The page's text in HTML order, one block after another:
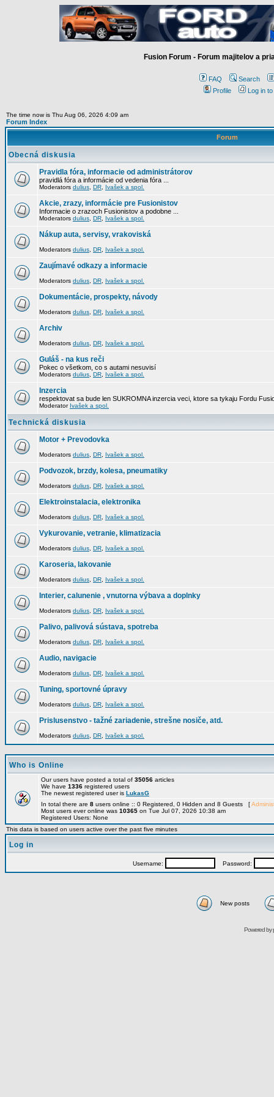
Fusion Forum - Forum majitelov a
FAQ
Search
Profile
Log in
The time now is Thu Aug 06, 2026 4:09 am
Forum Index
Forum
Obecná diskusia
Pravidla fóra, informacie od administrátorov
pravidlá fóra a informácie od vedenia fóra ...
Moderators dulius DR Ivašek a spol.
Akcie, zrazy, informácie pre Fusionistov
Informacie o zrazoch Fusionistov a podobne ...
Moderators dulius DR Ivašek a spol.
Nákup auta, servisy, vrakoviská
Moderators dulius DR Ivašek a spol.
Zaujímavé odkazy a informacie
Moderators dulius DR Ivašek a spol.
Dokumentácie, prospekty, návody
Moderators dulius DR Ivašek a spol.
Archiv
Moderators dulius DR Ivašek a spol.
Guláš - na kus reči
Pokec o všetkom, co s autami nesuvisí
Moderators dulius DR Ivašek a spol.
Inzercia
respektovat sa bude len SUKROMNA inzercia veci, ktore sa tykaju Fordu
Moderator Ivašek a spol.
Technická diskusia
Motor + Prevodovka
Moderators dulius DR Ivašek a spol.
Podvozok, brzdy, kolesa, pneumatiky
Moderators dulius DR Ivašek a spol.
Elektroinstalacia, elektronika
Moderators dulius DR Ivašek a spol.
Vykurovanie, vetranie, klimatizacia
Moderators dulius DR Ivašek a spol.
Karoseria, lakovanie
Moderators dulius DR Ivašek a spol.
Interier, calunenie , vnutorna výbava a doplnky
Moderators dulius DR Ivašek a spol.
Palivo, palivová sústava, spotreba
Moderators dulius DR Ivašek a spol.
Audio, navigacie
Moderators dulius DR Ivašek a spol.
Tuning, sportovné úpravy
Moderators dulius DR Ivašek a spol.
Prislusenstvo - tažné zariadenie, strešne nosiče, atd.
Moderators dulius DR Ivašek a spol.
Who is Online
Our users have posted a total of 35056 articles
We have 1336 registered users
The newest registered user is LukasG
In total there are 8 users online :: 0 Registered, 0 Hidden and 8 Guests [
Most users ever online was 10365 on Tue Jul 07, 2026 10:38 am
Registered Users: None
This data is based on users active over the past five minutes
Log in
Username: Password:
New posts
Powered by